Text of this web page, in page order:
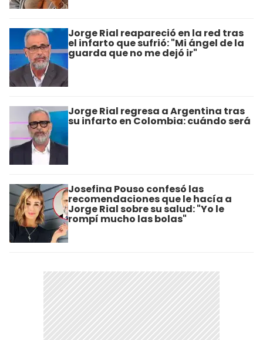
Jorge Rial reapareció en la red tras
el infarto que sufrió: "Mi ángel de la
guarda que no me dejó ir"
Jorge Rial regresa a Argentina tras
su infarto en Colombia: cuándo será
Josefina Pouso confesó las
recomendaciones que le hacía a
Jorge Rial sobre su salud: "Yo le
rompí mucho las bolas"